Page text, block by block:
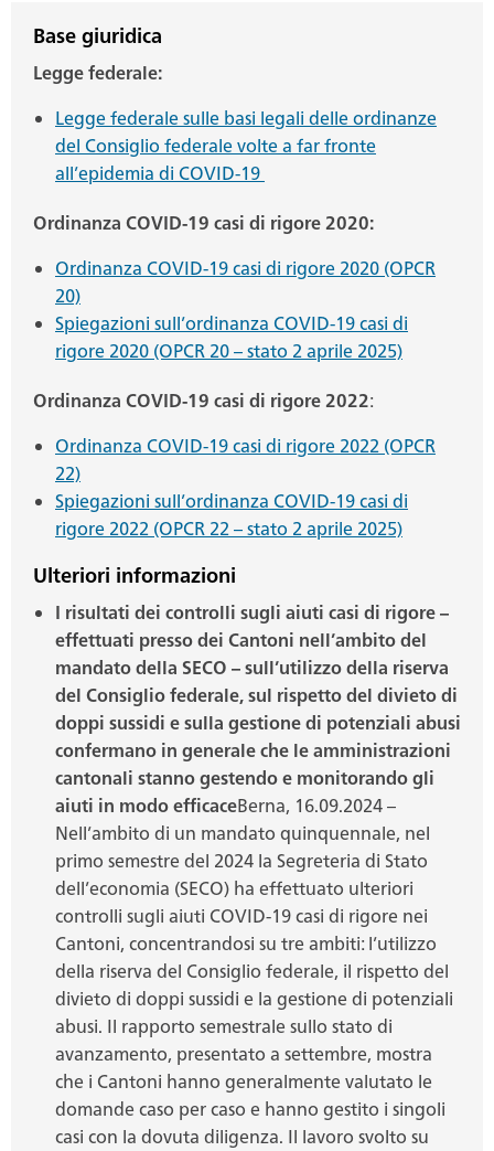
Base giuridica
Legge federale:
Legge federale sulle basi legali delle ordinanze
del Consiglio federale volte a far fronte
all’epidemia di COVID-19
Ordinanza COVID-19 casi di rigore 2020:
Ordinanza COVID-19 casi di rigore 2020 (OPCR
20)
Spiegazioni sull’ordinanza COVID-19 casi di
rigore 2020 (OPCR 20 – stato 2 aprile 2025)
Ordinanza COVID-19 casi di rigore 2022:
Ordinanza COVID-19 casi di rigore 2022 (OPCR
22)
Spiegazioni sull’ordinanza COVID-19 casi di
rigore 2022 (OPCR 22 – stato 2 aprile 2025)
Ulteriori informazioni
I risultati dei controlli sugli aiuti casi di rigore –
effettuati presso dei Cantoni nell’ambito del
mandato della SECO – sull’utilizzo della riserva
del Consiglio federale, sul rispetto del divieto di
doppi sussidi e sulla gestione di potenziali abusi
confermano in generale che le amministrazioni
cantonali stanno gestendo e monitorando gli
aiuti in modo efficaceBerna, 16.09.2024 –
Nell’ambito di un mandato quinquennale, nel
primo semestre del 2024 la Segreteria di Stato
dell’economia (SECO) ha effettuato ulteriori
controlli sugli aiuti COVID-19 casi di rigore nei
Cantoni, concentrandosi su tre ambiti: l’utilizzo
della riserva del Consiglio federale, il rispetto del
divieto di doppi sussidi e la gestione di potenziali
abusi. Il rapporto semestrale sullo stato di
avanzamento, presentato a settembre, mostra
che i Cantoni hanno generalmente valutato le
domande caso per caso e hanno gestito i singoli
casi con la dovuta diligenza. Il lavoro svolto su